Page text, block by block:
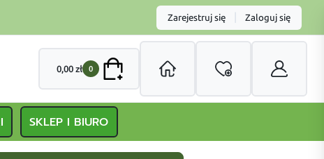
Zarejestruj się Zaloguj się
0,00 zł 0
SKLEP I BIURO